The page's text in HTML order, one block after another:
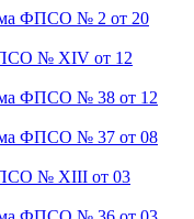
ФПСО № 2 от 20
№ XIV от 12
ФПСО № 38 от 12
ФПСО № 37 от 08
№ XIII от 03